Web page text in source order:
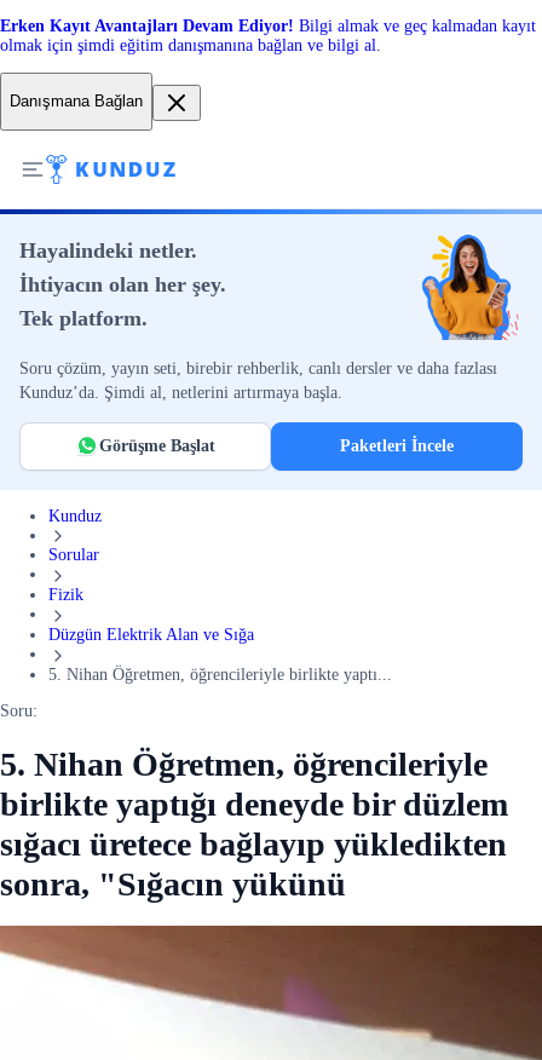
Erken Kayıt Avantajları Devam Ediyor! Bilgi almak ve geç kalmadan kayıt
olmak için şimdi eğitim danışmanına bağlan ve bilgi al.
Danışmana Bağlan
Hayalindeki netler.
İhtiyacın olan her şey.
Tek platform.
Soru çözüm, yayın seti, birebir rehberlik, canlı dersler ve daha fazlası
Kunduz’da. Şimdi al, netlerini artırmaya başla.
Görüşme Başlat Paketleri İncele
Kunduz
Sorular
Fizik
Düzgün Elektrik Alan ve Sığa
5. Nihan Öğretmen, öğrencileriyle birlikte yaptı...
Soru:
5. Nihan Öğretmen, öğrencileriyle
birlikte yaptığı deneyde bir düzlem
sığacı üretece bağlayıp yükledikten
sonra, "Sığacın yükünü